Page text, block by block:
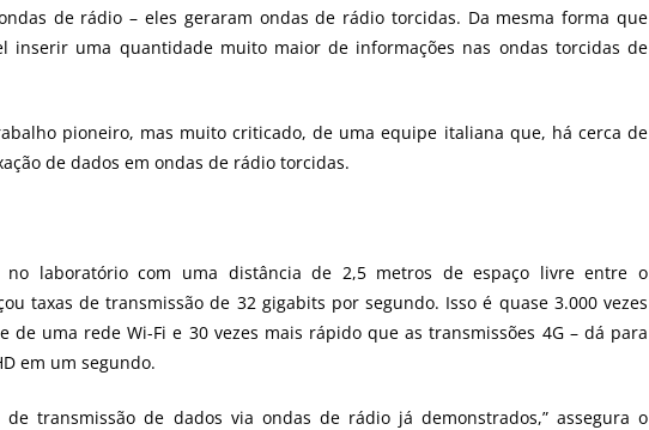
de rádio – eles geraram ondas de rádio torcidas. Da mesma forma que
inserir uma quantidade muito maior de informações nas ondas torcidas de
pioneiro, mas muito criticado, de uma equipe italiana que, há cerca de
de dados em ondas de rádio torcidas.
no laboratório com uma distância de 2,5 metros de espaço livre entre o
taxas de transmissão de 32 gigabits por segundo. Isso é quase 3.000 vezes
de uma redeWi-Fi e 30 vezes mais rápido que as transmissões 4G – dá para
em um segundo.
transmissão de dados via ondas de rádio já demonstrados,” assegura o